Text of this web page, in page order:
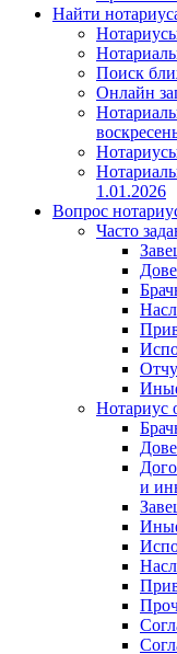
Найти
Поиск
Онлайн
1.01.2026
Вопрос
Часто
Нотариус
и